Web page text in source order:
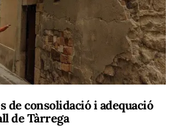
de consolidació i adequació
de Tàrrega